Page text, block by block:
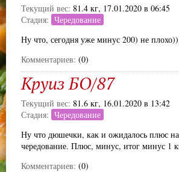
Текущий вес: 81.4 кг, 17.01.2020 в 06:45
Стадия: Чередование
Ну что, сегодня уже минус 200) не
Комментариев: (0)
Круиз БО/87
Текущий вес: 81.6 кг, 16.01.2020 в 13:42
Стадия: Чередование
Ну что дюшечки, как и ожидалось плюс
чередование. Плюс, минус, итог минус 1
Комментариев: (0)